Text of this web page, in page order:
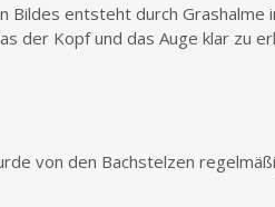
Bildes entsteht durch Grashalme
der Kopf und das Auge klar zu
von den Bachstelzen